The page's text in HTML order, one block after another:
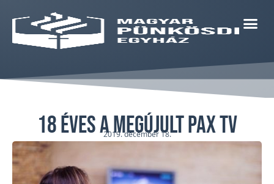
18 éves a megújult PAX TV
2019. december 18.